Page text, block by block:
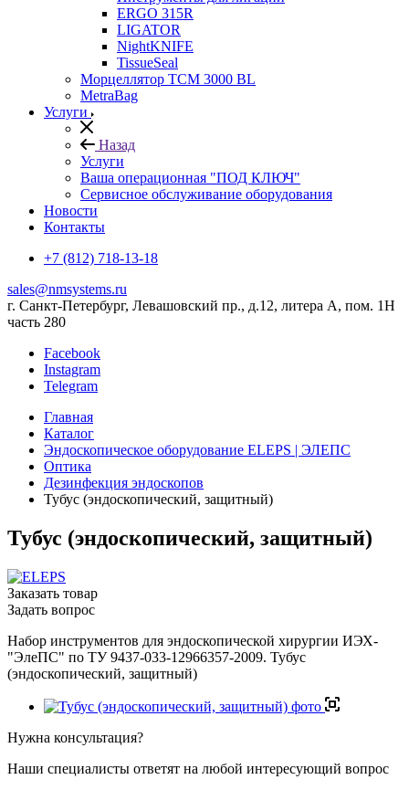
ERGO 315R
LIGATOR
NightKNIFE
TissueSeal
Морцеллятор ТСМ 3000 BL
MetraBag
Услуги
Назад
Услуги
Ваша операционная "ПОД КЛЮЧ"
Сервисное обслуживание оборудования
Новости
Контакты
+7 (812) 718-13-18
sales@nmsystems.ru
г. Санкт-Петербург, Левашовский пр., д.12, литера А, пом. 1Н
часть 280
Facebook
Instagram
Telegram
Главная
Каталог
Эндоскопическое оборудование ELEPS | ЭЛЕПС
Оптика
Дезинфекция эндоскопов
Тубус (эндоскопический, защитный)
Тубус (эндоскопический, защитный)
Заказать товар
Задать вопрос
Набор инструментов для эндоскопической хирургии ИЭХ-
"ЭлеПС" по ТУ 9437-033-12966357-2009. Тубус
(эндоскопический, защитный)
Нужна консультация?
Наши специалисты ответят на любой интересующий вопрос